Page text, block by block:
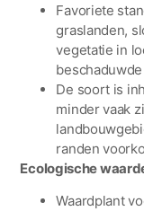
Favoriete
graslanden,
vegetatie in
De soort is
minder vaak
randen
Ecologische
Waardplant